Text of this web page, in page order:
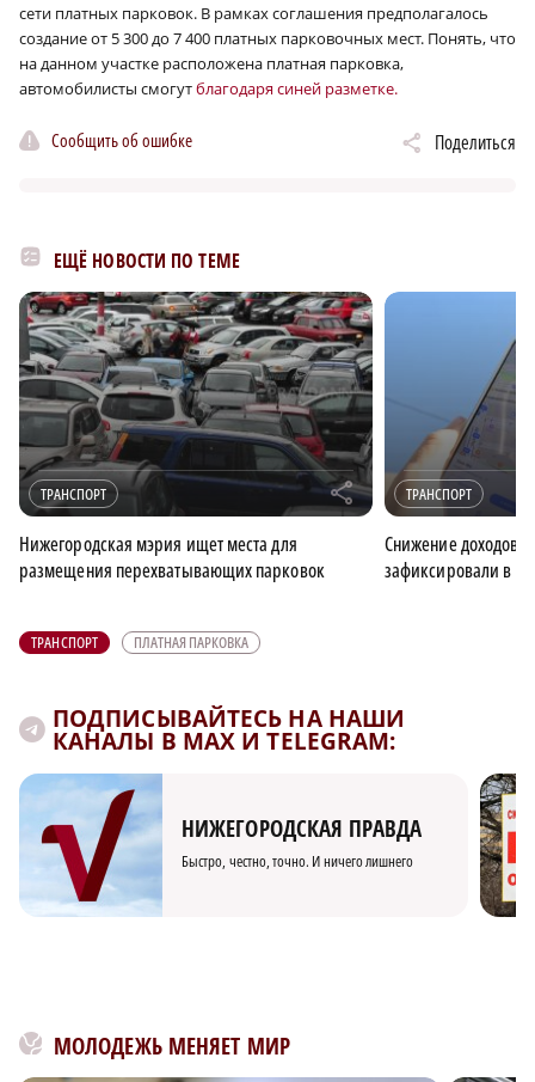
сети платных парковок. В рамках соглашения предполагалось
создание от 5 300 до 7 400 платных парковочных мест. Понять, что
на данном участке расположена платная парковка,
автомобилисты смогутблагодаря синей разметке.
Сообщить об ошибке Поделиться
ЕЩЁ НОВОСТИ ПО ТЕМЕ
ТРАНСПОРТ r
Нижегородская мэрия ищет места для
размещения перехватывающих парковок
ТРАНСПОРТ
Снижение доходов
зафиксировали в
ТРАНСПОРТ ПЛАТНАЯ ПАРКОВКА
ПОДПИСЫВАЙТЕСЬ НА НАШИ
КАНАЛЫ В MAX И TELEGRAM:
НИЖЕГОРОДСКАЯ ПРАВДА
Быстро, честно, точно. И ничего лишнего
МОЛОДЕЖЬ МЕНЯЕТ МИР